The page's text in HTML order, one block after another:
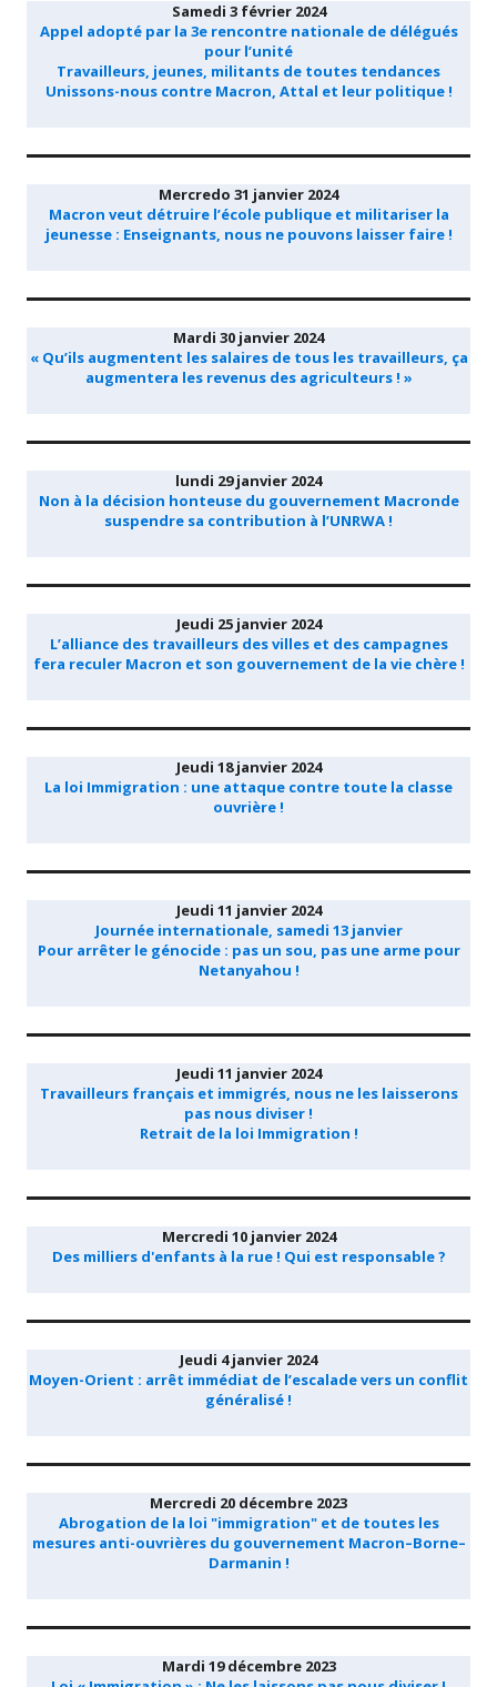
Samedi 3 février 2024
Appel adopté par la 3e rencontre nationale de délégués
pour l’unité
Travailleurs, jeunes, militants de toutes tendances
Unissons-nous contre Macron, Attal et leur politique !
Mercredo 31 janvier 2024
Macron veut détruire l’école publique et militariser la
jeunesse : Enseignants, nous ne pouvons laisser faire !
Mardi 30 janvier 2024
« Qu’ils augmentent les salaires de tous les travailleurs, ça
augmentera les revenus des agriculteurs ! »
lundi 29 janvier 2024
Non à la décision honteuse du gouvernement Macronde
suspendre sa contribution à l’UNRWA !
Jeudi 25 janvier 2024
L’alliance des travailleurs des villes et des campagnes
fera reculer Macron et son gouvernement de la vie chère !
Jeudi 18 janvier 2024
La loi Immigration : une attaque contre toute la classe
ouvrière !
Jeudi 11 janvier 2024
Journée internationale, samedi 13 janvier
Pour arrêter le génocide : pas un sou, pas une arme pour
Netanyahou !
Jeudi 11 janvier 2024
Travailleurs français et immigrés, nous ne les laisserons
pas nous diviser !
Retrait de la loi Immigration !
Mercredi 10 janvier 2024
Des milliers d'enfants à la rue ! Qui est responsable ?
Jeudi 4 janvier 2024
Moyen-Orient : arrêt immédiat de l’escalade vers un conflit
généralisé !
Mercredi 20 décembre 2023
Abrogation de la loi "immigration" et de toutes les
mesures anti-ouvrières du gouvernement Macron–Borne–
Darmanin !
Mardi 19 décembre 2023